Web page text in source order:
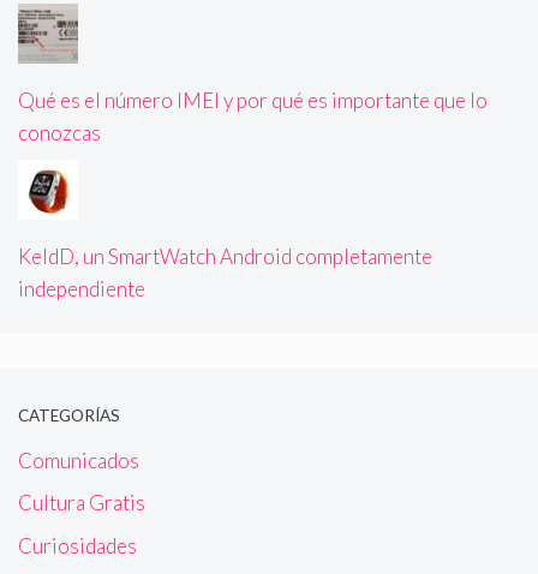
Qué es el número IMEI y por qué es importante que lo
conozcas
KeldD, un SmartWatch Android completamente
independiente
CATEGORÍAS
Comunicados
Cultura Gratis
Curiosidades